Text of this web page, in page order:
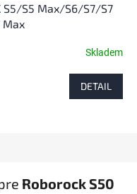
S5/S5 Max/S6/S7/S7
Max
Skladem
DETAIL
Roborock S50